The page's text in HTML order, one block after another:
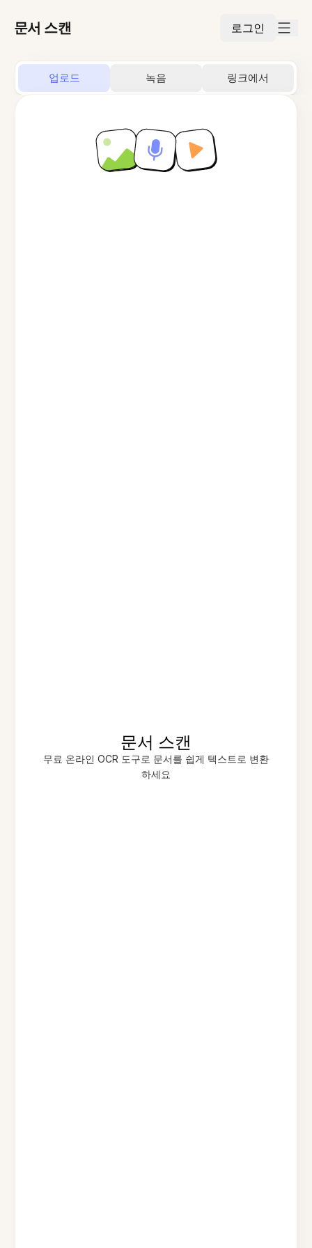
문서 스캔 로그인
업로드 녹음 링크에서
문서 스캔
무료 온라인 OCR 도구로 문서를 쉽게 텍스트로 변환
하세요